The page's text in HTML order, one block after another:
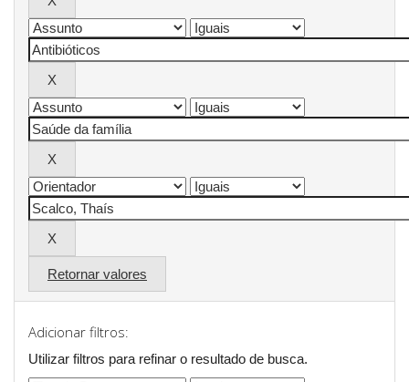
Retornar valores
Adicionar filtros:
Utilizar filtros para refinar o resultado de busca.